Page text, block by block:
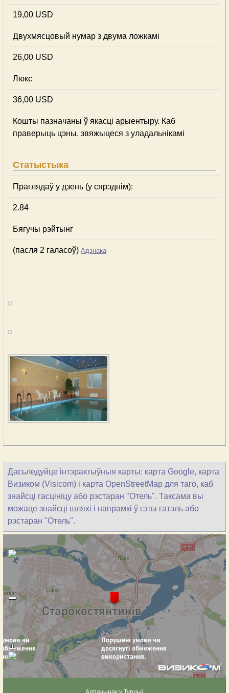
19,00 USD
Двухмясцовый нумар з двума ложкамі
26,00 USD
Люкс
36,00 USD
Кошты пазначаны ў якасці арыентыру. Каб
праверыць цэны, звяжыцеся з уладальнікамі
Статыстыка
Праглядаў у дзень (у сярэднім):
2.84
Бягучы рэйтынг
(пасля 2 галасоў) Адзнака
Дасьледуйце інтэрактыўныя карты: карта Google, карта
Визиком (Visicom) і карта OpenStreetMap для таго, каб
знайсці гасцініцу або рэстаран "Отель". Таксама вы
можаце знайсці шляхі і напрамкі ў гэты гатэль або
рэстаран "Отель".